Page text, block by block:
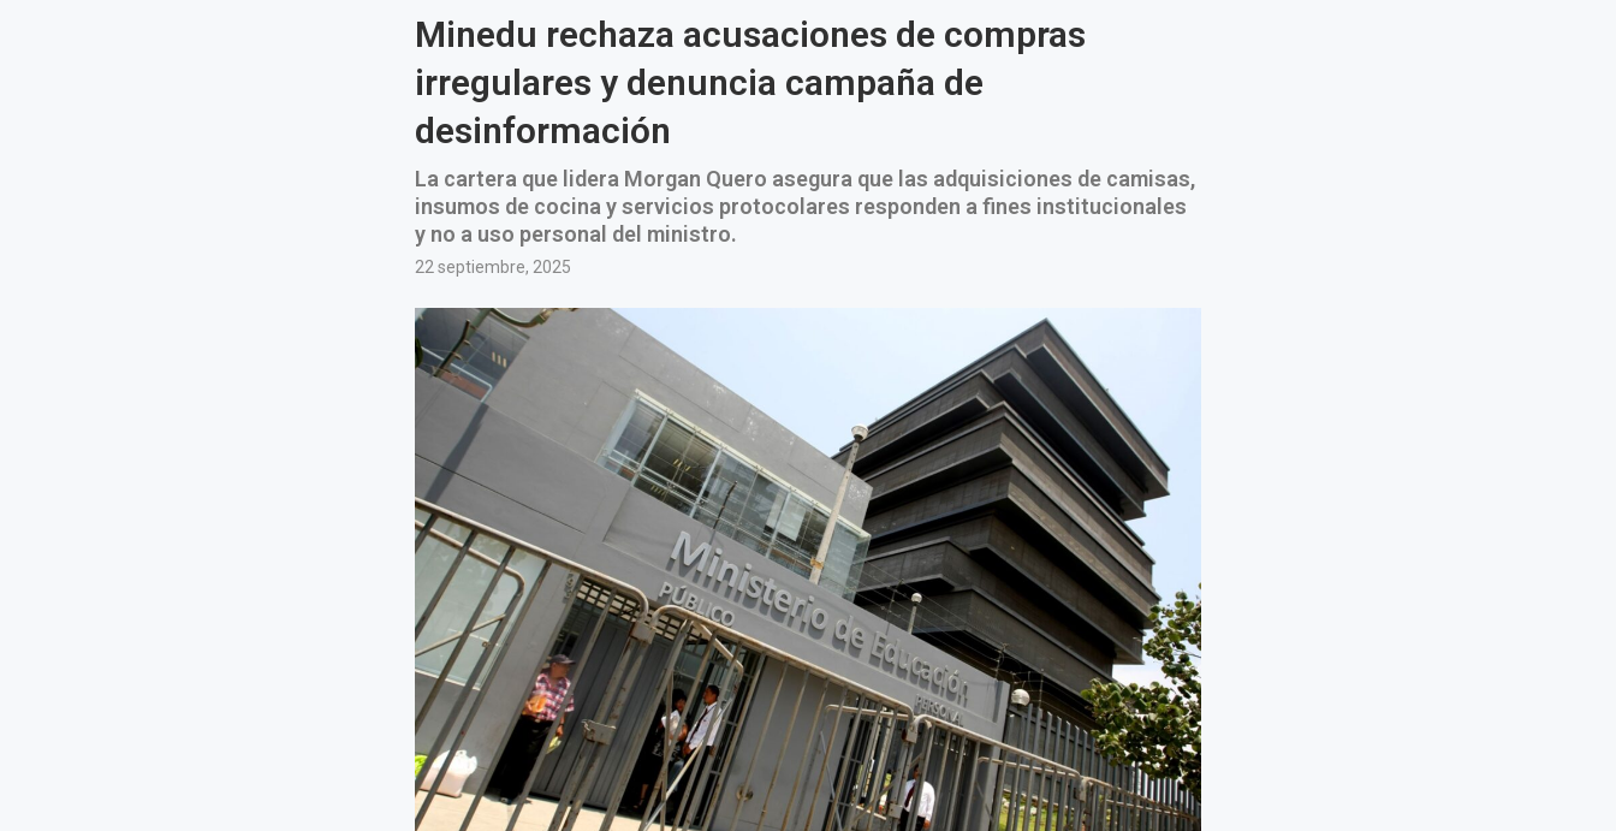
Minedu rechaza acusaciones de compras
irregulares y denuncia campaña de
desinformación
La cartera que lidera Morgan Quero asegura que las adquisiciones de camisas,
insumos de cocina y servicios protocolares responden a fines institucionales
y no a uso personal del ministro.
22 septiembre, 2025